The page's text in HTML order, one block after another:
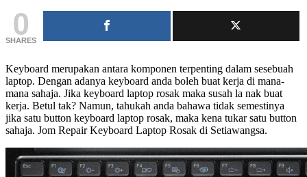
0
SHARES
Keyboard merupakan antara komponen terpenting dalam sesebuah
laptop. Dengan adanya keyboard anda boleh buat kerja di mana-
mana sahaja. Jika keyboard laptop rosak maka susah la nak buat
kerja. Betul tak? Namun, tahukah anda bahawa tidak semestinya
jika satu button keyboard laptop rosak, maka kena tukar satu button
sahaja. Jom Repair Keyboard Laptop Rosak di Setiawangsa.